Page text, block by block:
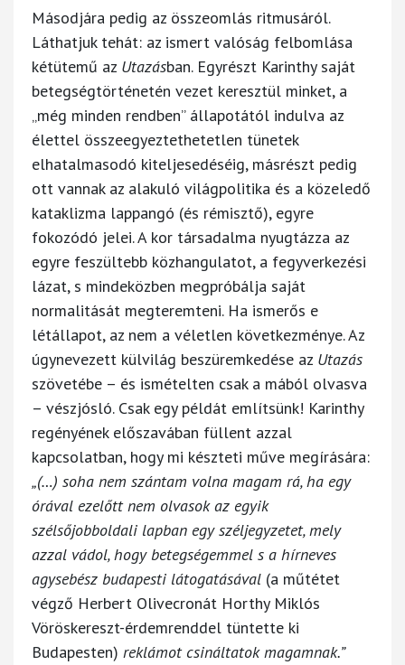
Másodjára pedig az összeomlás ritmusáról.
Láthatjuk tehát: az ismert valóság felbomlása
kétütemű az Utazásban. Egyrészt Karinthy saját
betegségtörténetén vezet keresztül minket, a
„még minden rendben” állapotától indulva az
élettel összeegyeztethetetlen tünetek
elhatalmasodó kiteljesedéséig, másrészt pedig
ott vannak az alakuló világpolitika és a közeledő
kataklizma lappangó (és rémisztő), egyre
fokozódó jelei. A kor társadalma nyugtázza az
egyre feszültebb közhangulatot, a fegyverkezési
lázat, s mindeközben megpróbálja saját
normalitását megteremteni. Ha ismerős e
létállapot, az nem a véletlen következménye. Az
úgynevezett külvilág beszüremkedése az Utazás
szövetébe – és ismételten csak a mából olvasva
– vészjósló. Csak egy példát említsünk! Karinthy
regényének előszavában füllent azzal
kapcsolatban, hogy mi készteti műve megírására:
„(…) soha nem szántam volna magam rá, ha egy
órával ezelőtt nem olvasok az egyik
szélsőjobboldali lapban egy széljegyzetet, mely
azzal vádol, hogy betegségemmel s a hírneves
agysebész budapesti látogatásával (a műtétet
végző Herbert Olivecronát Horthy Miklós
Vöröskereszt-érdemrenddel tüntette ki
Budapesten) reklámot csináltatok magamnak.”